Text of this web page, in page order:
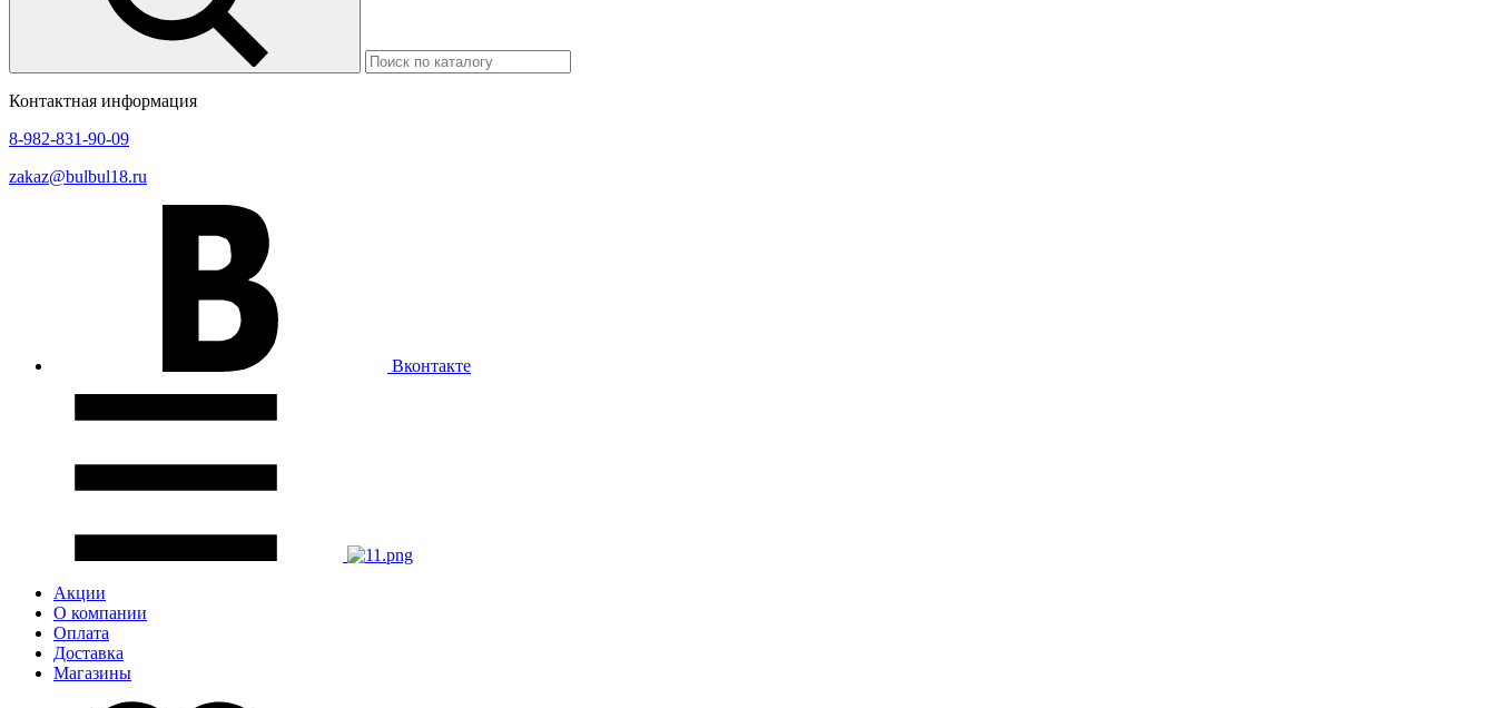
Контактная информация
8-982-831-90-09
zakaz@bulbul18.ru
Вконтакте
Акции
О компании
Оплата
Доставка
Магазины